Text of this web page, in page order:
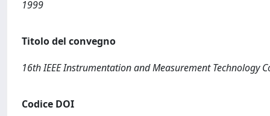
1999
Titolo del convegno
16th IEEE Instrumentation and Measurement Technology
Codice DOI